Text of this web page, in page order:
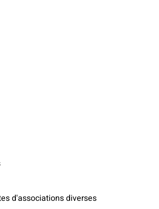
d'associations diverses